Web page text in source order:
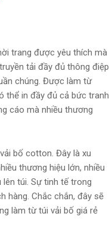
trang được yêu thích mà
tải đầy đủ thông điệp
chúng. Được làm từ
thể in đầy đủ cả bức tranh
cáo mà nhiều thương
bố cotton. Đây là xu
thương hiệu lớn, nhiều
túi. Sự tinh tế trong
hàng. Chắc chắn, đây sẽ
làm từ túi vải bố giá rẻ